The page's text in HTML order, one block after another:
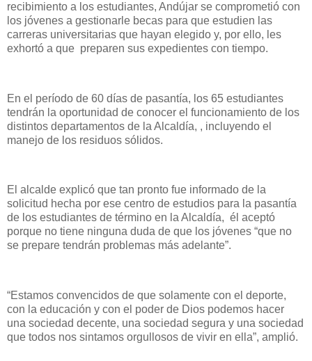
recibimiento a los estudiantes, Andújar se comprometió con
los jóvenes a gestionarle becas para que estudien las
carreras universitarias que hayan elegido y, por ello, les
exhortó a que preparen sus expedientes con tiempo.
En el período de 60 días de pasantía, los 65 estudiantes
tendrán la oportunidad de conocer el funcionamiento de los
distintos departamentos de la Alcaldía, , incluyendo el
manejo de los residuos sólidos.
El alcalde explicó que tan pronto fue informado de la
solicitud hecha por ese centro de estudios para la pasantía
de los estudiantes de término en la Alcaldía, él aceptó
porque no tiene ninguna duda de que los jóvenes “que no
se prepare tendrán problemas más adelante”.
“Estamos convencidos de que solamente con el deporte,
con la educación y con el poder de Dios podemos hacer
una sociedad decente, una sociedad segura y una sociedad
que todos nos sintamos orgullosos de vivir en ella”, amplió.